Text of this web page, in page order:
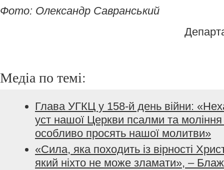
Фото: Олександр Савранський
Медіа по темі:
Глава УГКЦ у 158-й день війни:
уст нашої Церкви псалми та моління
особливо просять нашої молитви»
«Сила, яка походить із вірності
який ніхто не може зламати», –